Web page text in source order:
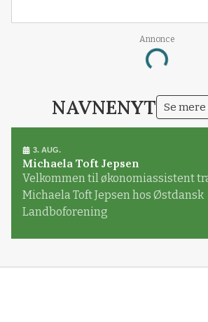
Annonce
Loading...
NAVNENYT Se
3. AUG.
Michaela Toft Jepsen
Velkommen til økonomiassistent
Michaela Toft Jepsen hos Østdansk
Landboforening